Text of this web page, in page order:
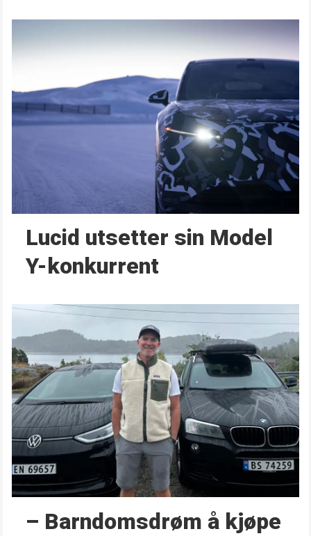
Lucid utsetter sin Model
Y-konkurrent
– Barndoms­drøm å kjøpe